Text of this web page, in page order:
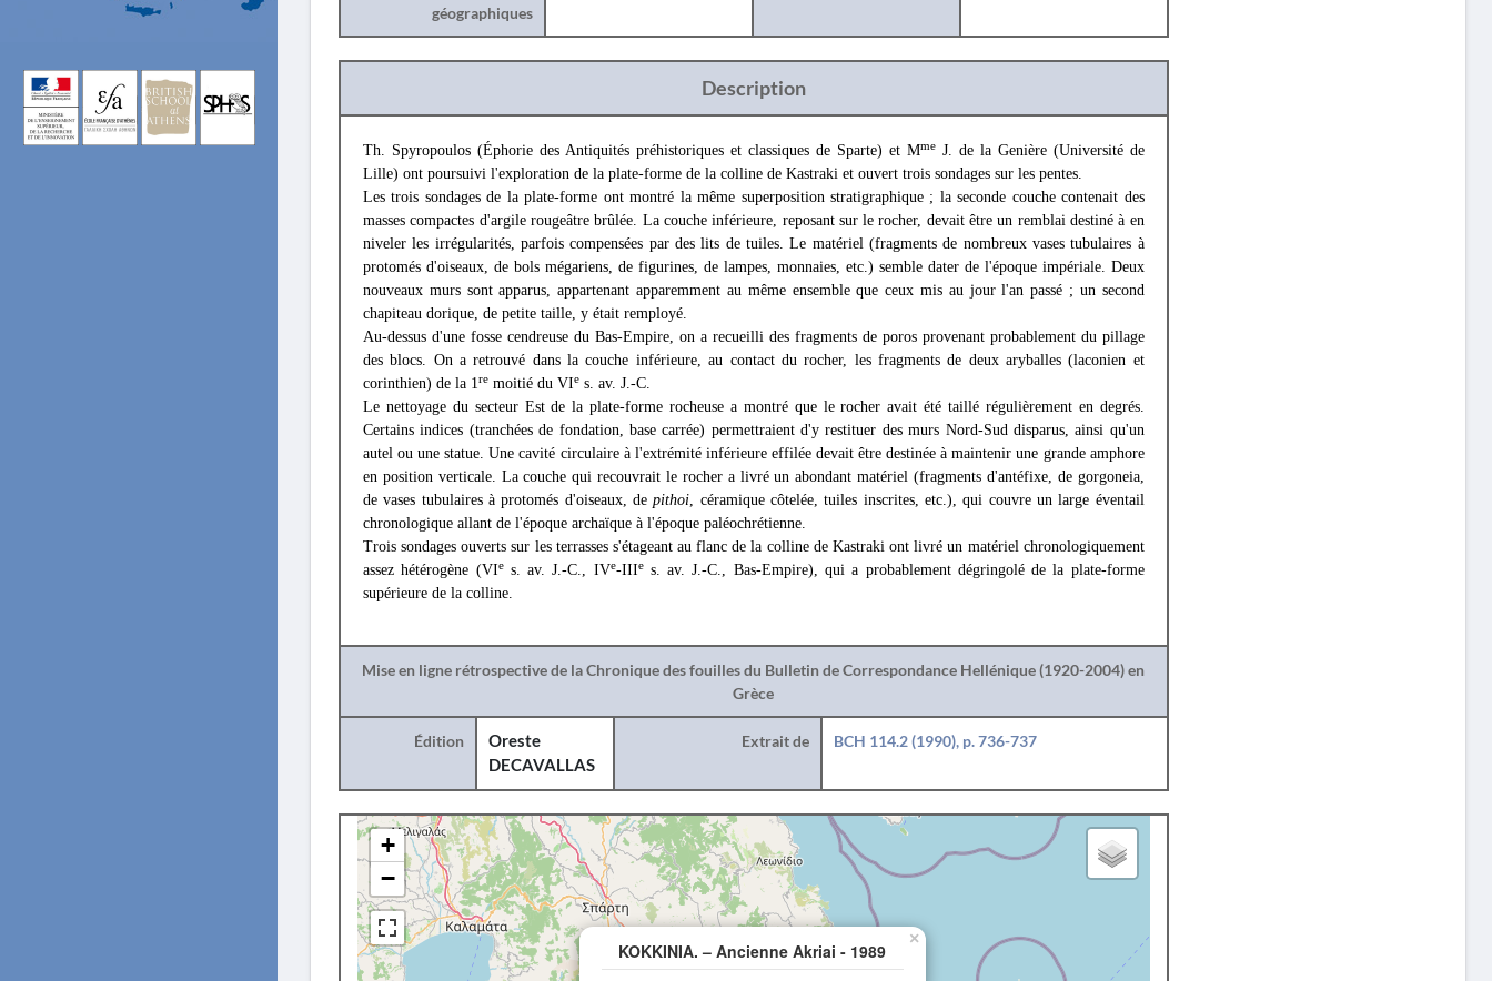
géographiques
Description
Th. Spyropoulos (Éphorie des Antiquités préhistoriques et classiques de Sparte) et MmeJ. de la Genière (Université de
Lille) ont poursuivi l'exploration de la plate-forme de la colline de Kastraki et ouvert trois sondages sur les pentes.
Les trois sondages de la plate-forme ont montré la même superposition stratigraphique ; la seconde couche contenait des
masses compactes d'argile rougeâtre brûlée. La couche inférieure, reposant sur le rocher, devait être un remblai destiné à en
niveler les irrégularités, parfois compensées par des lits de tuiles. Le matériel (fragments de nombreux vases tubulaires à
protomés d'oiseaux, de bols mégariens, de figurines, de lampes, monnaies, etc.) semble dater de l'époque impériale. Deux
nouveaux murs sont apparus, appartenant apparemment au même ensemble que ceux mis au jour l'an passé ; un second
chapiteau dorique, de petite taille, y était remployé.
Au-dessus d'une fosse cendreuse du Bas-Empire, on a recueilli des fragments de poros provenant probablement du pillage
des blocs. On a retrouvé dans la couche inférieure, au contact du rocher, les fragments de deux aryballes (laconien et
corinthien) de la 1re moitié du VIe s. av. J.-C.
Le nettoyage du secteur Est de la plate-forme rocheuse a montré que le rocher avait été taillé régulièrement en degrés.
Certains indices (tranchées de fondation, base carrée) permettraient d'y restituer des murs Nord-Sud disparus, ainsi qu'un
autel ou une statue. Une cavité circulaire à l'extrémité inférieure effilée devait être destinée à maintenir une grande amphore
en position verticale. La couche qui recouvrait le rocher a livré un abondant matériel (fragments d'antéfixe, de gorgoneia,
de vases tubulaires à protomés d'oiseaux, depithoi, céramique côtelée, tuiles inscrites, etc.), qui couvre un large éventail
chronologique allant de l'époque archaïque à l'époque paléochrétienne.
Trois sondages ouverts sur les terrasses s'étageant au flanc de la colline de Kastraki ont livré un matériel chronologiquement
assez hétérogène (VIes. av. J.-C., IVe-IIIes. av. J.-C., Bas-Empire), qui a probablement dégringolé de la plate-forme
supérieure de la colline.
Mise en ligne rétrospective de la Chronique des fouilles du Bulletin de Correspondance Hellénique (1920-2004) en
Grèce
Édition
Oreste
DECAVALLAS
Extrait de BCH 114.2 (1990), p. 736-737
KOKKINIA. – Ancienne Akriai - 1989
×
+
−